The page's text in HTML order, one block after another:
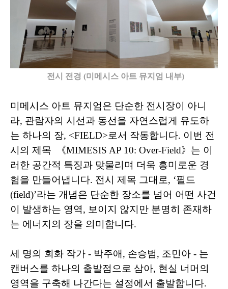
전시 전경 (미메시스 아트 뮤지엄 내부)
미메시스 아트 뮤지엄은 단순한 전시장이 아니
라, 관람자의 시선과 동선을 자연스럽게 유도하
는 하나의 장, <FIELD>로서 작동합니다. 이번 전
시의 제목 《MIMESIS AP 10: Over-Field》는 이
러한 공간적 특징과 맞물리며 더욱 흥미로운 경
험을 만들어냅니다. 전시 제목 그대로, ‘필드
(field)’라는 개념은 단순한 장소를 넘어 어떤 사건
이 발생하는 영역, 보이지 않지만 분명히 존재하
는 에너지의 장을 의미합니다.
세 명의 회화 작가 - 박주애, 손승범, 조민아 - 는
캔버스를 하나의 출발점으로 삼아, 현실 너머의
영역을 구축해 나간다는 설정에서 출발합니다.